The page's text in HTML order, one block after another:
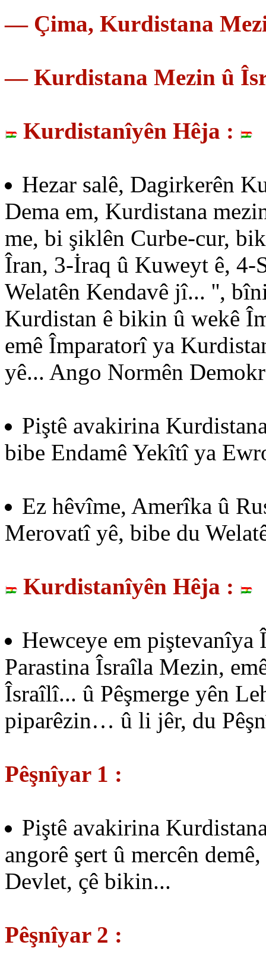
— Çima, Kurdistana
— Kurdistana Mezin û
Kurdistanîyên Hêja :
Hezar salê, Dagirkerên
Dema em, Kurdistana
me, bi şiklên Curbe-cur,
Îran, 3-İraq û Kuweyt ê, 4-
Welatên Kendavê jî... '',
Kurdistan ê bikin û wekê
emê Împaratorî ya
yê... Ango Normên
Piştê avakirina
bibe Endamê Yekîtî ya
Ez hêvîme, Amerîka û
Merovatî yê, bibe du
Kurdistanîyên Hêja :
Hewceye em
Parastina Îsraîla Mezin,
Îsraîlî... û Pêşmerge yên
piparêzin… û li jêr, du
Pêşnîyar 1 :
Piştê avakirina
angorê şert û mercên
Devlet, çê bikin...
Pêşnîyar 2 :